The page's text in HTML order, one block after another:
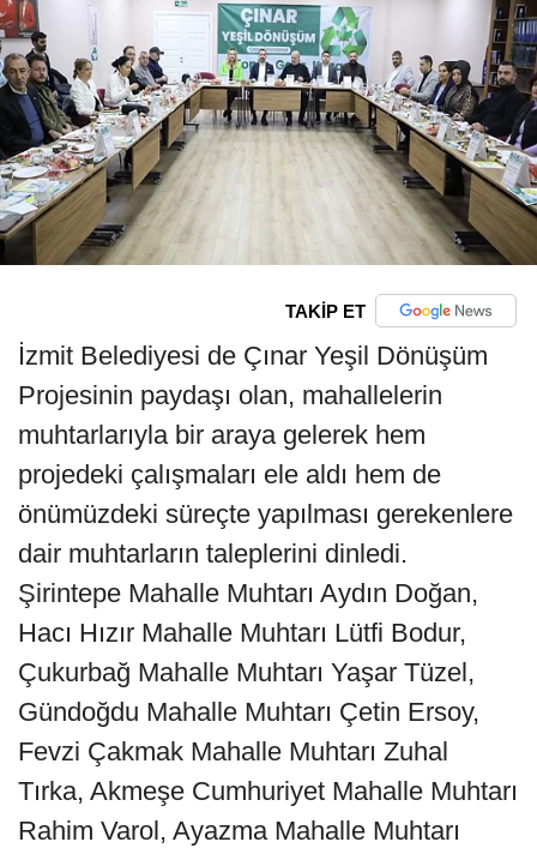
TAKİP ET
İzmit Belediyesi de Çınar Yeşil Dönüşüm
Projesinin paydaşı olan, mahallelerin
muhtarlarıyla bir araya gelerek hem
projedeki çalışmaları ele aldı hem de
önümüzdeki süreçte yapılması gerekenlere
dair muhtarların taleplerini dinledi.
Şirintepe Mahalle Muhtarı Aydın Doğan,
Hacı Hızır Mahalle Muhtarı Lütfi Bodur,
Çukurbağ Mahalle Muhtarı Yaşar Tüzel,
Gündoğdu Mahalle Muhtarı Çetin Ersoy,
Fevzi Çakmak Mahalle Muhtarı Zuhal
Tırka, Akmeşe Cumhuriyet Mahalle Muhtarı
Rahim Varol, Ayazma Mahalle Muhtarı